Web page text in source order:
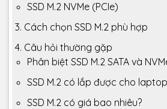
SSD M.2 NVMe (PCIe)
3. Cách chọn SSD M.2 phù hợp
4. Câu hỏi thường gặp
Phân biệt SSD M.2 SATA và
SSD M.2 có lắp được cho
SSD M.2 có giá bao nhiêu?